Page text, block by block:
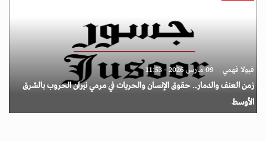
فيولا فهمي 09 مارس 2026 - 11:53
زمن العنف والدمار.. حقوق الإنسان والحريات في مرمي نيران الحروب بالشرق
الأوسط